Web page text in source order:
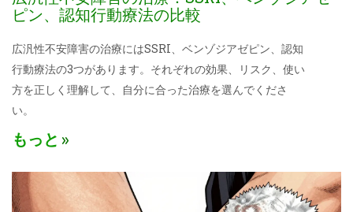
ピン、認知行動療法の比較
広汎性不安障害の治療にはSSRI、ベンゾジアゼピン、認知
行動療法の3つがあります。それぞれの効果、リスク、使い
方を正しく理解して、自分に合った治療を選んでくださ
い。
もっと